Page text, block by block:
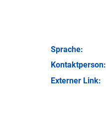
Sprache:
Kontakt­person:
Externer Link: